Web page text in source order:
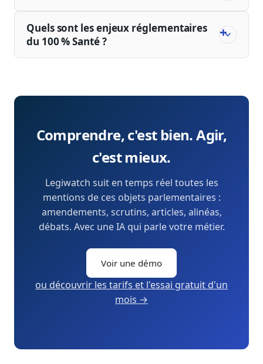
Quels sont les enjeux réglementaires
du 100 % Santé ?
Comprendre, c'est bien. Agir,
c'est mieux.
Legiwatch suit en temps réel toutes les
mentions de ces objets parlementaires :
amendements, scrutins, articles, alinéas,
débats. Avec une IA qui parle votre métier.
Voir une démo
ou découvrir les tarifs et l'essai gratuit d'un
mois →